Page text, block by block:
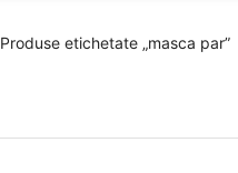
Produse etichetate „masca par”